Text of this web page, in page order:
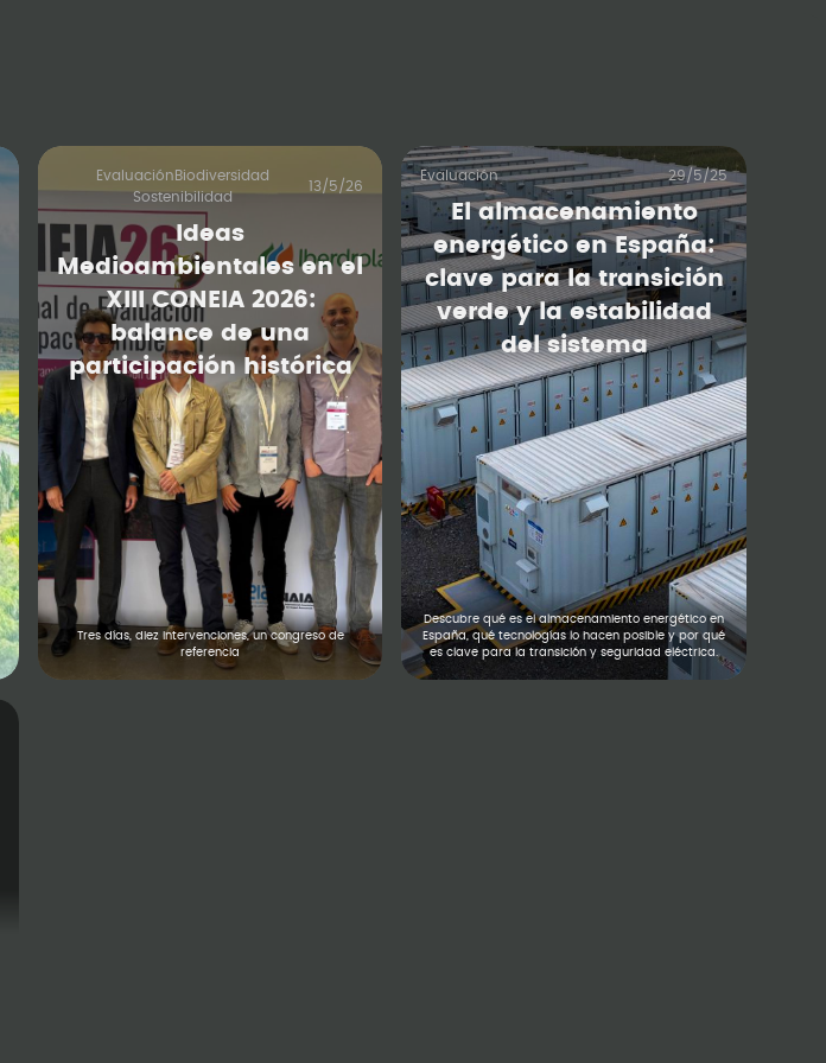
Evaluación Biodiversidad
Sostenibilidad
13/5/26
Ideas
Medioambientales en el
XIII CONEIA 2026:
balance de una
participación histórica
Tres días, diez intervenciones, un congreso de
referencia
Evaluación 29/5/25
El almacenamiento
energético en España:
clave para la transición
verde y la estabilidad
del sistema
Descubre qué es el almacenamiento energético en
España, qué tecnologías lo hacen posible y por qué
es clave para la transición y seguridad eléctrica.